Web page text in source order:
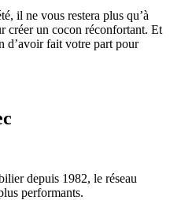
il ne vous restera plus qu’à
créer un cocon réconfortant. Et
d’avoir fait votre part pour
depuis 1982, le réseau
performants.